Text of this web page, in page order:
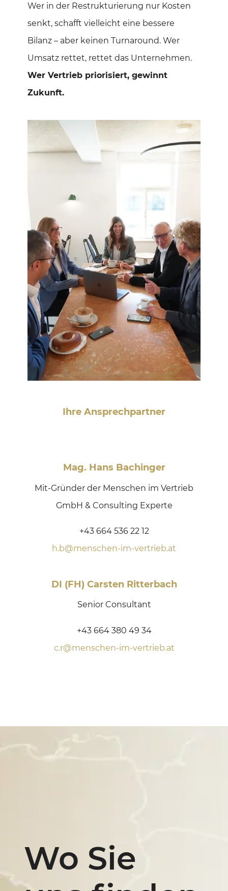
Wer in der Restrukturierung nur Kosten
senkt, schafft vielleicht eine bessere
Bilanz – aber keinen Turnaround. Wer
Umsatz rettet, rettet das Unternehmen.
Wer Vertrieb priorisiert, gewinnt
Zukunft.
Ihre Ansprechpartner
Mag. Hans Bachinger
Mit-Gründer der Menschen im Vertrieb
GmbH & Consulting Experte
+43 664 536 22 12
h.b@menschen-im-vertrieb.at
DI (FH) Carsten Ritterbach
Senior Consultant
+43 664 380 49 34
c.r@menschen-im-vertrieb.at
Wo Sie